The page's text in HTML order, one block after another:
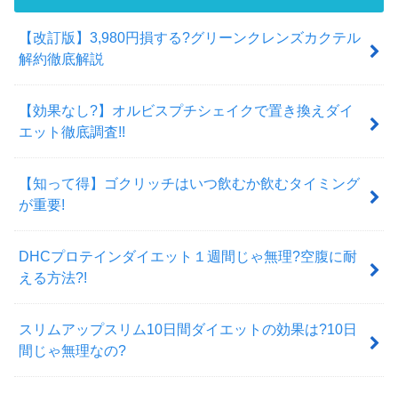
【改訂版】3,980円損する?グリーンクレンズカクテル
解約徹底解説
【効果なし?】オルビスプチシェイクで置き換えダイ
エット徹底調査!!
【知って得】ゴクリッチはいつ飲むか飲むタイミング
が重要!
DHCプロテインダイエット１週間じゃ無理?空腹に耐
える方法?!
スリムアップスリム10日間ダイエットの効果は?10日
間じゃ無理なの?